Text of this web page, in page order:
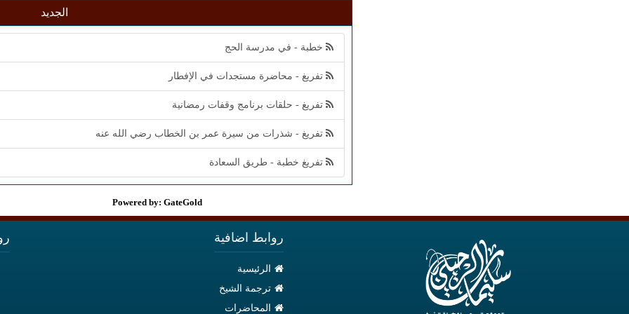
الجديد
خطبة - في مدرسة الحج
تفريغ - محاضرة مستجدات في الإفطار
تفريغ - حلقات برنامج وقفات رمضانية
تفريغ - شذرات من سيرة عمر بن الخطاب رضي الله عنه
تفريغ خطبة - طريق السعادة
Powered by: GateGold
روابط اضافية
الرئيسية
ترجمة الشيخ
المحاضرات